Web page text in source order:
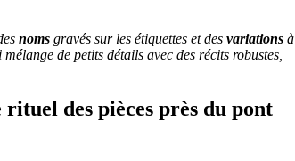
noms gravés sur les étiquettes et des variations à
mélange de petits détails avec des récits robustes,
des pièces près du pont